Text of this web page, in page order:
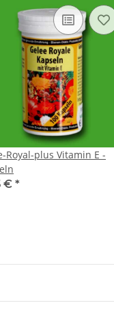
Royal-plus Vitamin E -
€ *